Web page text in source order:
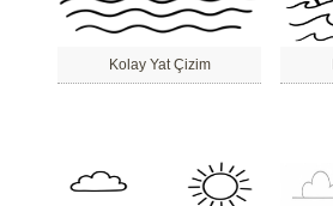
Kolay Yat Çizim